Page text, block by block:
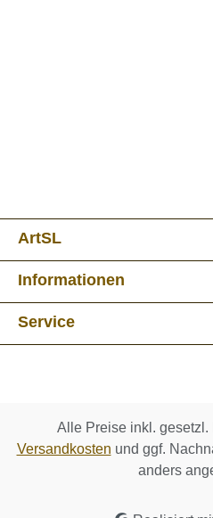
ArtSL
Informationen
Service
Alle Preise inkl. gesetzl.
Versandkosten und ggf.
anders